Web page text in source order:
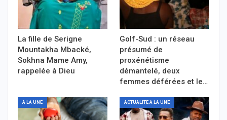
La fille de Serigne
Mountakha Mbacké,
Sokhna Mame Amy,
rappelée à Dieu
Golf-Sud : un réseau
présumé de
proxénétisme
démantelé, deux
femmes déférées et le…
A LA UNE ACTUALITÉ À LA UNE